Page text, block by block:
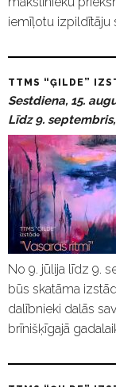
iemīļotu izpildītāju
TTMS “ĢILDE”
Sestdiena, 15.
Līdz 9.
No 9. jūlija līdz 9.
būs skatāma
dalībnieki dalās
brīnišķīgajā